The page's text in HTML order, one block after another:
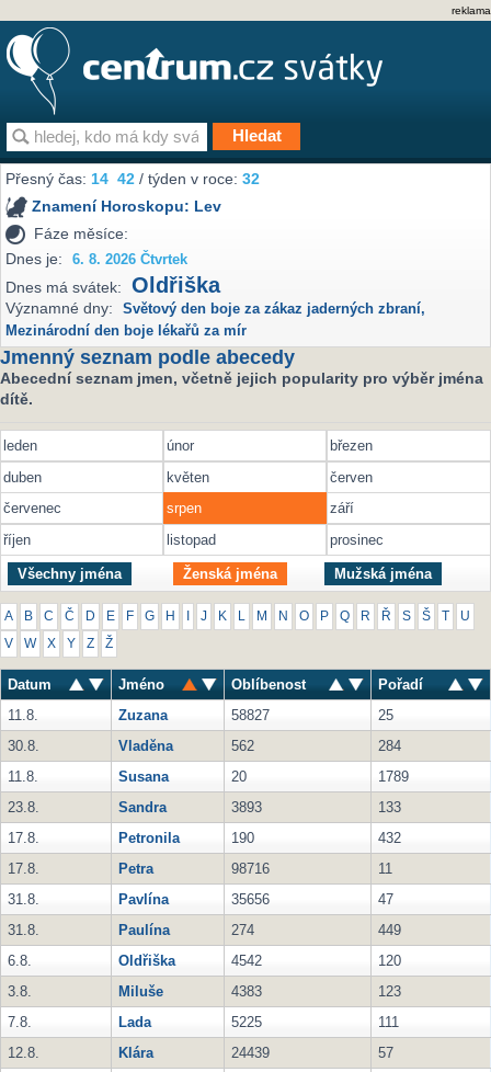
reklama
Přesný čas:14 42 / týden v roce:32
Znamení Horoskopu: Lev
Fáze měsíce:
Dnes je:
6. 8. 2026 Čtvrtek
Dnes má svátek: Oldřiška
Významné dny: Světový den boje za zákaz jaderných zbraní,
Mezinárodní den boje lékařů za mír
Jmenný seznam podle abecedy
Abecední seznam jmen, včetně jejich popularity pro výběr jména
dítě.
leden únor
březen
duben
květen
červen
červenec
srpen
září
říjen
listopad prosinec
Všechny jména Ženská jména Mužská jména
A B C Č D E F G H J K M N O P Q R Ř S Š U
V W X Y Z Ž
Datum Jméno Oblíbenost
Pořadí
11.8.
Zuzana 58827
25
30.8.
Vladěna 562
284
11.8.
Susana 20
1789
23.8.
Sandra 3893
133
17.8.
Petronila 190
432
17.8.
Petra 98716
11
31.8.
Pavlína 35656
47
31.8.
Paulína 274
449
6.8.
Oldřiška 4542
120
3.8.
Miluše 4383
123
7.8.
Lada 5225
111
12.8.
Klára 24439
57